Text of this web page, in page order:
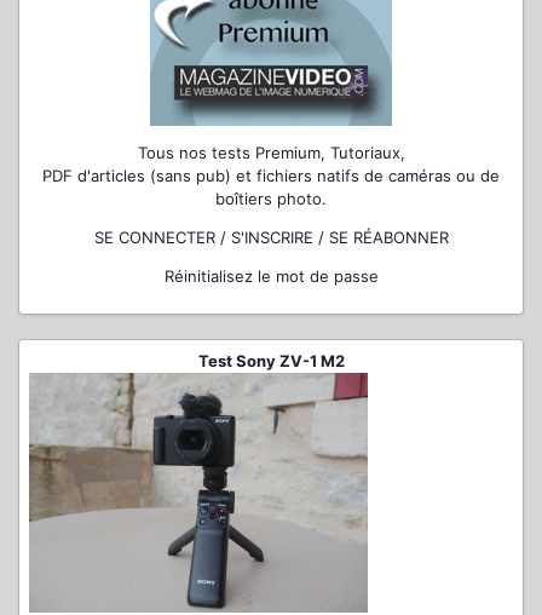
Tous nos tests Premium, Tutoriaux,
PDF d'articles (sans pub) et fichiers natifs de caméras ou de
boîtiers photo.
SE CONNECTER / S'INSCRIRE / SE RÉABONNER
Réinitialisez le mot de passe
Test Sony ZV-1 M2